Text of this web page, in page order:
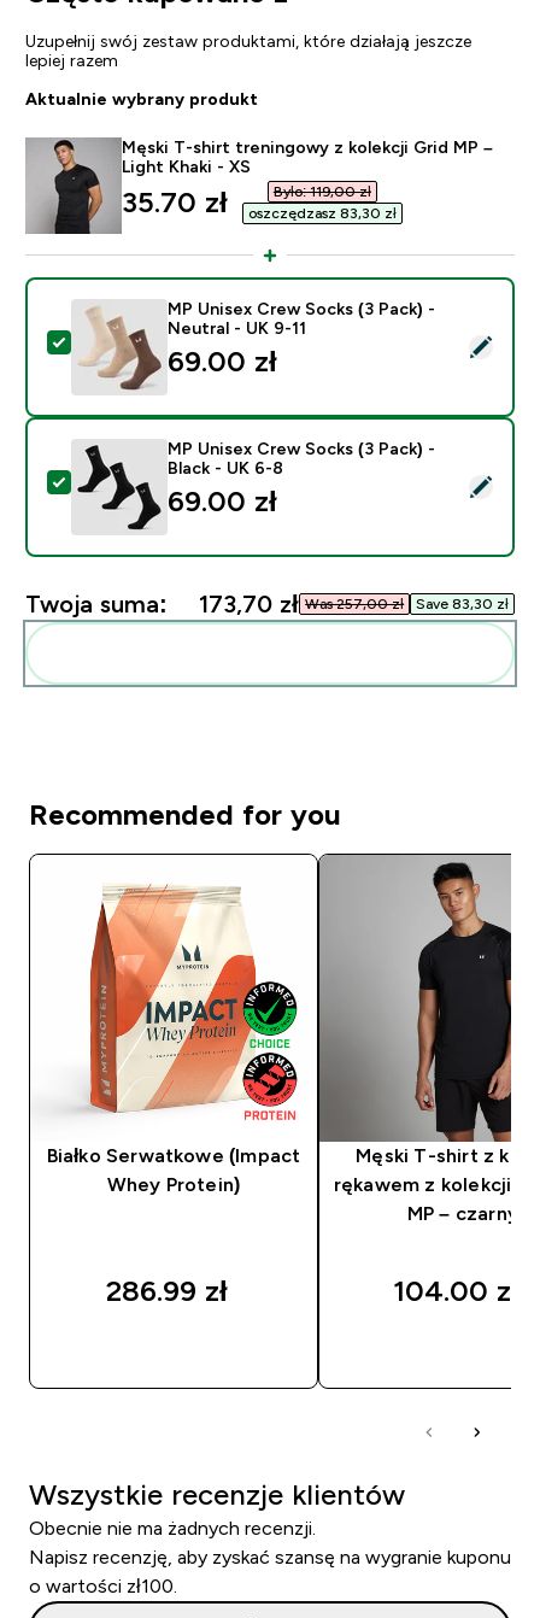
Uzupełnij swój zestaw produktami, które działają jeszcze
lepiej razem
Aktualnie wybrany produkt
Męski T-shirt treningowy z kolekcji Grid MP –
Light Khaki - XS
discounted price
35.70 zł‎
Było: 119,00 zł‎
oszczędzasz 83,30 zł‎
Wybierz ten produkt - MP Unisex Crew Socks (3
MP Unisex Crew Socks (3 Pack) -
Neutral - UK 9-11
69.00 zł‎
Wybierz ten produkt - MP Unisex Crew Socks (3
MP Unisex Crew Socks (3 Pack) -
Black - UK 6-8
69.00 zł‎
Twoja suma: 173,70 zł‎ Was 257,00 zł‎ Save 83,30 zł‎
Recommended for you
Białko Serwatkowe (Impact
Whey Protein)
286.99 zł‎
Męski T-shirt z
rękawem z kolekcji
MP – czarny
104.00 zł‎
Wszystkie recenzje klientów
Obecnie nie ma żadnych recenzji.
Napisz recenzję, aby zyskać szansę na wygranie kuponu
o wartości zł100.